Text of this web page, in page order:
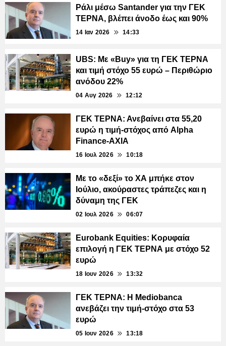
Ράλι μέσω Santander για την ΓΕΚ
ΤΕΡΝΑ, βλέπει άνοδο έως και 90%
14 Ιαν 2026 14:33
UBS: Με «Buy» για τη ΓΕΚ ΤΕΡΝΑ
και τιμή στόχο 55 ευρώ – Περιθώριο
ανόδου 22%
04 Αυγ 2026 12:12
ΓΕΚ ΤΕΡΝΑ: Ανεβαίνει στα 55,20
ευρώ η τιμή-στόχος από Alpha
Finance-AXIA
16 Ιουλ 2026 10:18
Με το «δεξί» το ΧΑ μπήκε στον
Ιούλιο, ακούραστες τράπεζες και η
δύναμη της ΓΕΚ
02 Ιουλ 2026 06:07
Eurobank Equities: Κορυφαία
επιλογή η ΓΕΚ ΤΕΡΝΑ με στόχο 52
ευρώ
18 Ιουν 2026 13:32
ΓΕΚ ΤΕΡΝΑ: Η Mediobanca
ανεβάζει την τιμή-στόχο στα 53
ευρώ
05 Ιουν 2026 13:18